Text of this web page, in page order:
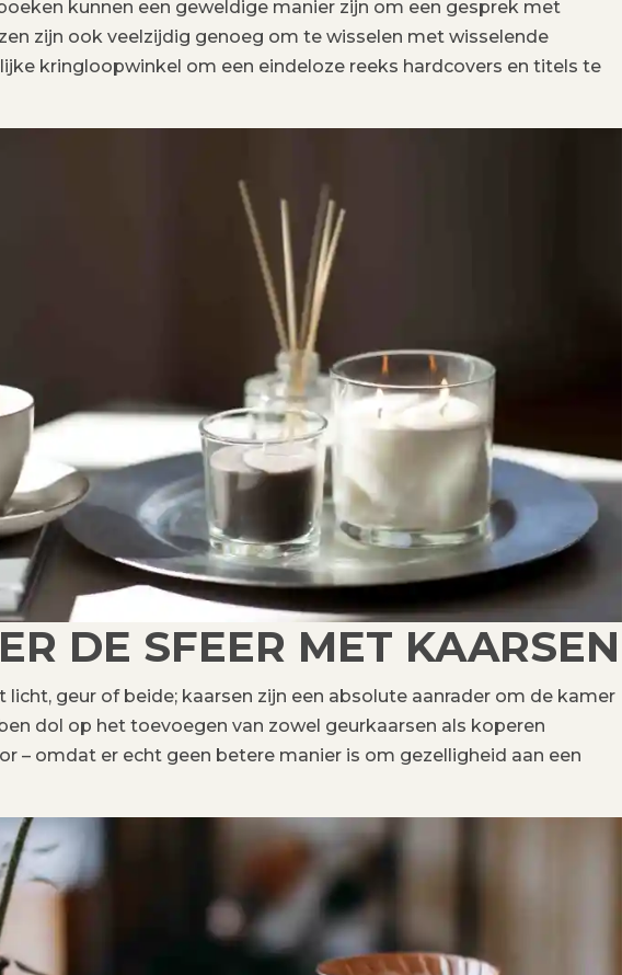
kunnen een geweldige manier zijn om een ​​gesprek met
zijn ook veelzijdig genoeg om te wisselen met wisselende
kringloopwinkel om een ​​eindeloze reeks hardcovers en titels te
DE SFEER MET KAARSEN
licht, geur of beide; kaarsen zijn een absolute aanrader om de kamer
dol op het toevoegen van zowel geurkaarsen als koperen
– omdat er echt geen betere manier is om gezelligheid aan een